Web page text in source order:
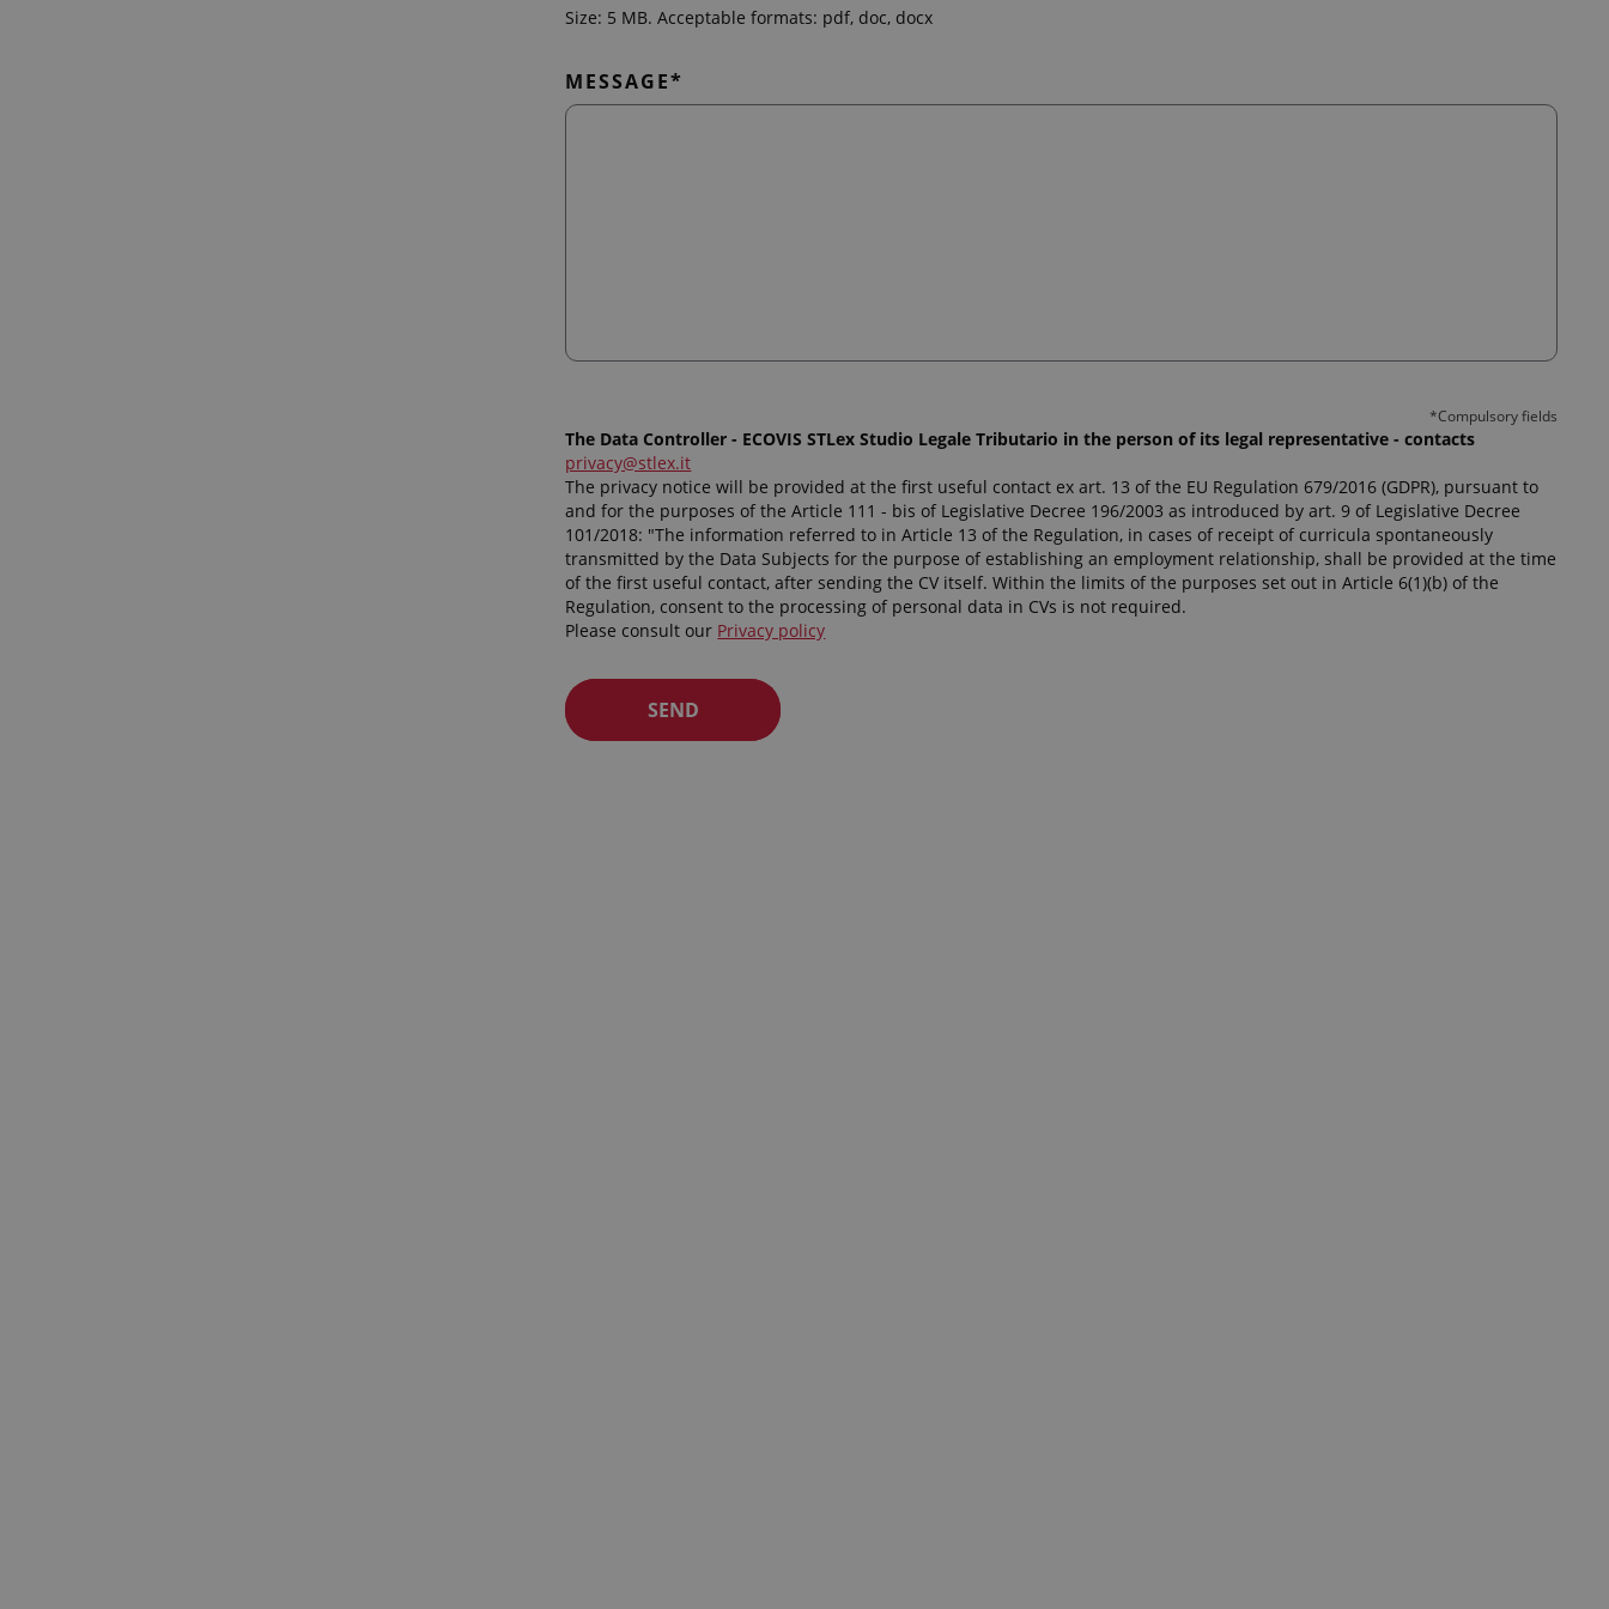
Inserimento:
I candidati interessati sono invitati ad inviare il proprio CV (citando il riferimento: CONTABILE DI STUDIO TO)
all'indirizzo
https://ecovisstlex.it/
Size: 5 MB. Acceptable formats: pdf, doc, docx
MESSAGE*
*Compulsory fields
The Data Controller - ECOVIS STLex Studio Legale Tributario in the person of its legal representative - contacts
privacy@stlex.it
The privacy notice will be provided at the first useful contact ex art. 13 of the EU Regulation 679/2016 (GDPR), pursuant to
and for the purposes of the Article 111 - bis of Legislative Decree 196/2003 as introduced by art. 9 of Legislative Decree
101/2018: "The information referred to in Article 13 of the Regulation, in cases of receipt of curricula spontaneously
transmitted by the Data Subjects for the purpose of establishing an employment relationship, shall be provided at the time
of the first useful contact, after sending the CV itself. Within the limits of the purposes set out in Article 6(1)(b) of the
Regulation, consent to the processing of personal data in CVs is not required.
Please consult our Privacy policy